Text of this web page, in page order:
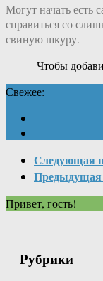
Могут начать есть
справиться со
свиную шкуру.
Чтобы
Свежее:
Следующая
Предыдущая
Привет, гость!
Рубрики